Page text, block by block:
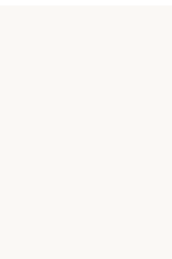
Method
Shipping Method